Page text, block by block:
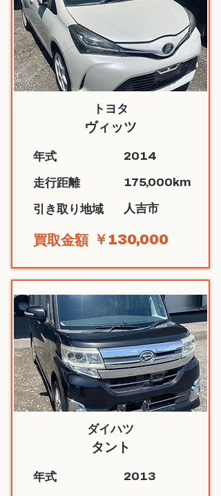
トヨタ
ヴィッツ
​年式
​走行距離
​引き取り地域
2014
175,000km
人吉市
​買取金額 ￥130,000
ダイハツ
タント
​年式 2013